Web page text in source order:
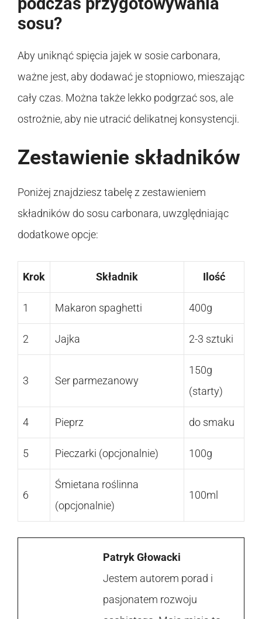
sosu?
Aby uniknąć spięcia jajek w sosie carbonara,
ważne jest, aby dodawać je stopniowo, mieszając
cały czas. Można także lekko podgrzać sos, ale
ostrożnie, aby nie utracić delikatnej konsystencji.
Zestawienie składników
Poniżej znajdziesz tabelę z zestawieniem
składników do sosu carbonara, uwzględniając
dodatkowe opcje:
Krok Składnik Ilość
1 Makaron spaghetti 400g
2 Jajka 2-3 sztuki
3 Ser parmezanowy
150g
(starty)
4 Pieprz do smaku
5 Pieczarki (opcjonalnie) 100g
6
Śmietana roślinna
(opcjonalnie)
100ml
Patryk Głowacki
Jestem autorem porad i
pasjonatem rozwoju